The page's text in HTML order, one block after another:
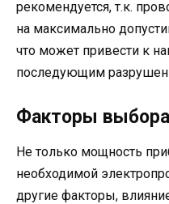
рекомендуется, т.к.
на максимально
что может привести к
последующим
Факторы
Не только мощность
необходимой
другие факторы,